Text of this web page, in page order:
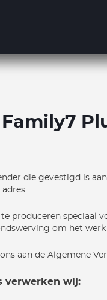
die gevestigd is
produceren speciaal
om het
aan de Algemene
verwerken wij: